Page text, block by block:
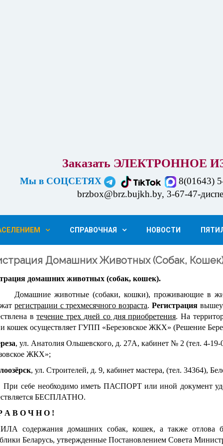
Заказать ЭЛЕКТРОННОЕ
Мы в СОЦСЕТЯХ
8(01643)
brzbox@brz.bujkh.by, 3-67-47-
СПРАВОЧНАЯ НОВОСТИ
Домашних Животных (собак,
домашних животных (собак, кошек).
животные (собаки, кошки), проживающие в
регистрации с трехмесячного возраста.Регистрация
втечение трех дней со дня приобретения. На
и кошек осуществляет ГУПП «Березовское ЖКХ» (Решение
, ул. Анатолия Ольшевского, д. 27А, кабинет № 2 (тел. 4-
ЖКХ»;
, ул. Строителей, д. 9, кабинет мастера, (тел. 34364),
необходимо иметь ПАСПОРТ или иной документ
БЕСПЛАТНО.
А В О Ч Н О !
содержания домашних собак, кошек, а также отлова
Беларусь, утвержденные Постановлением Совета